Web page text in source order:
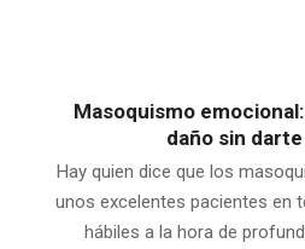
Masoquismo
daño sin
Hay quien dice que los
unos excelentes pacientes en
hábiles a la hora de